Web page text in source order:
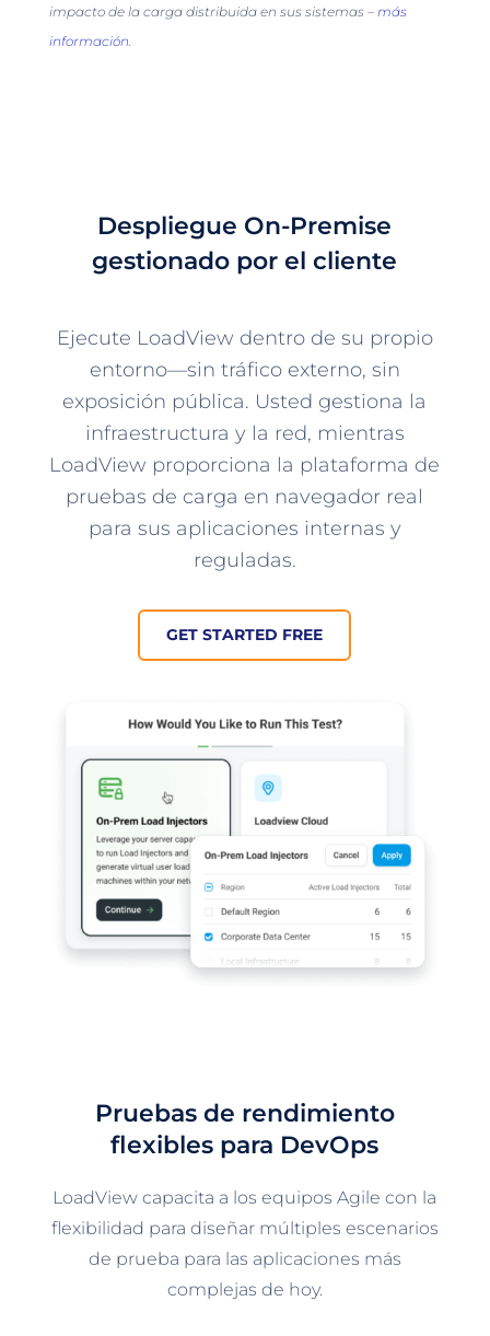
impacto de la carga distribuida en sus sistemas – más
información
Despliegue On-Premise
gestionado por el cliente
Ejecute LoadView dentro de su propio
entorno—sin tráfico externo, sin
exposición pública. Usted gestiona la
infraestructura y la red, mientras
LoadView proporciona la plataforma de
pruebas de carga en navegador real
para sus aplicaciones internas y
reguladas.
GET STARTED FREE
Pruebas de rendimiento
flexibles para DevOps
LoadView capacita a los equipos Agile con la
flexibilidad para diseñar múltiples escenarios
de prueba para las aplicaciones más
complejas de hoy.